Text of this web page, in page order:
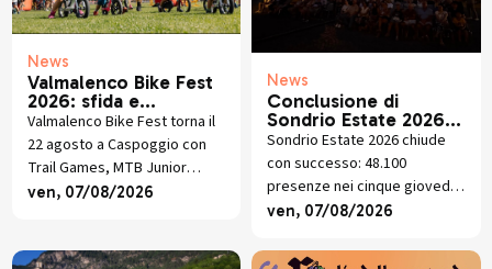
News
Valmalenco Bike Fest
2026: sfida e
divertimento in MTB
Valmalenco Bike Fest torna il
22 agosto a Caspoggio con
Trail Games, MTB Junior
Race, street food alpino,
ven, 07/08/2026
News
Conclusione di
Sondrio Estate 2026:
Grandi esibizioni e
presenze in crescita
Sondrio Estate 2026 chiude
con successo: 48.100
presenze nei cinque giovedì
di luglio tra musica, visite
piano libero.
ven, 07/08/2026